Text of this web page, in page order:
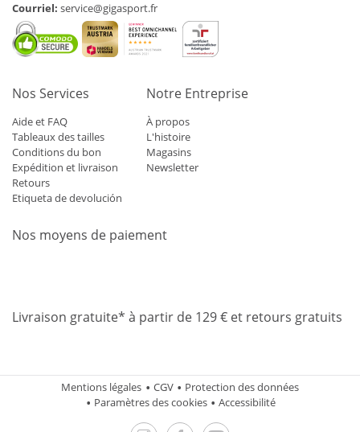
Courriel: service@gigasport.fr
Nos Services
Aide et FAQ
Tableaux des tailles
Conditions du bon
Expédition et livraison
Retours
Etiqueta de devolución
Notre Entreprise
À propos
L'histoire
Magasins
Newsletter
Nos moyens de paiement
Livraison gratuite* à partir de 129 € et retours gratuits
Mentions légales CGV
Protection des données
Paramètres des cookies
Accessibilité